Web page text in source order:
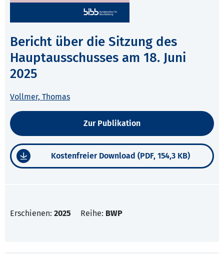
Bericht über die Sitzung des
Hauptausschusses am 18. Juni
2025
Vollmer, Thomas
Zur Publikation
Kostenfreier Download (PDF, 154,3 KB)
Erschienen: 2025 Reihe: BWP